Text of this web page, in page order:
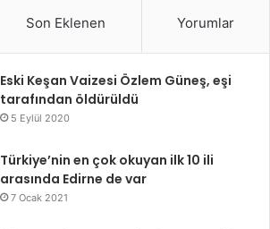
Son Eklenen Yorumlar
Eski Keşan Vaizesi Özlem Güneş, eşi
tarafından öldürüldü
5 Eylül 2020
Türkiye’nin en çok okuyan ilk 10 ili
arasında Edirne de var
7 Ocak 2021